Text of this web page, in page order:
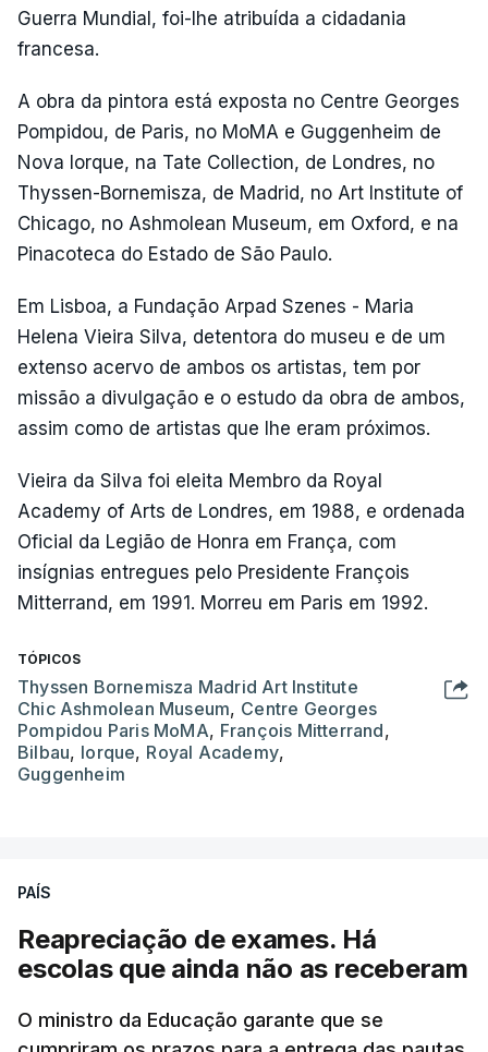
Guerra Mundial, foi-lhe atribuída a cidadania
francesa.
A obra da pintora está exposta no Centre Georges
Pompidou, de Paris, no MoMA e Guggenheim de
Nova Iorque, na Tate Collection, de Londres, no
Thyssen-Bornemisza, de Madrid, no Art Institute of
Chicago, no Ashmolean Museum, em Oxford, e na
Pinacoteca do Estado de São Paulo.
Em Lisboa, a Fundação Arpad Szenes - Maria
Helena Vieira Silva, detentora do museu e de um
extenso acervo de ambos os artistas, tem por
missão a divulgação e o estudo da obra de ambos,
assim como de artistas que lhe eram próximos.
Vieira da Silva foi eleita Membro da Royal
Academy of Arts de Londres, em 1988, e ordenada
Oficial da Legião de Honra em França, com
insígnias entregues pelo Presidente François
Mitterrand, em 1991. Morreu em Paris em 1992.
TÓPICOS
Thyssen Bornemisza Madrid Art Institute
Chic Ashmolean Museum, Centre Georges
Pompidou Paris MoMA, François Mitterrand,
Bilbau, Iorque, Royal Academy,
Guggenheim
PAÍS
Reapreciação de exames. Há
escolas que ainda não as receberam
O ministro da Educação garante que se